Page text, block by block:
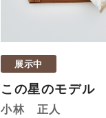
展示中
この星のモデル
小林 正人